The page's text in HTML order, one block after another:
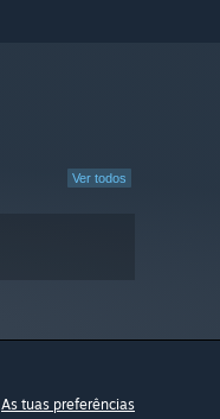
Ver todos
As tuas preferências